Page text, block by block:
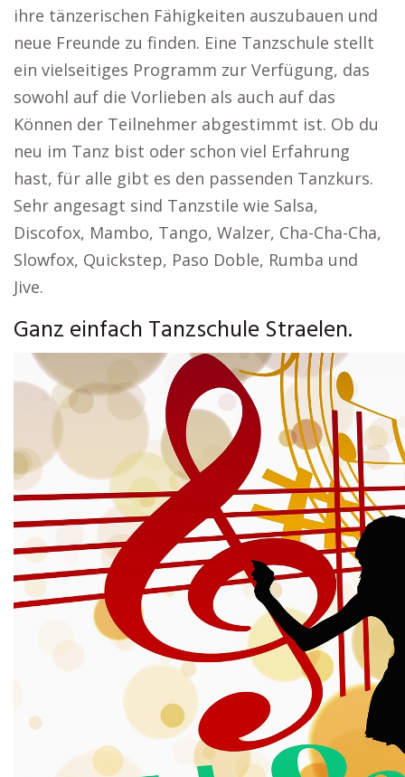
ihre tänzerischen Fähigkeiten auszubauen und
neue Freunde zu finden. Eine Tanzschule stellt
ein vielseitiges Programm zur Verfügung, das
sowohl auf die Vorlieben als auch auf das
Können der Teilnehmer abgestimmt ist. Ob du
neu im Tanz bist oder schon viel Erfahrung
hast, für alle gibt es den passenden Tanzkurs.
Sehr angesagt sind Tanzstile wie Salsa,
Discofox, Mambo, Tango, Walzer, Cha-Cha-Cha,
Slowfox, Quickstep, Paso Doble, Rumba und
Jive.
Ganz einfach Tanzschule Straelen.